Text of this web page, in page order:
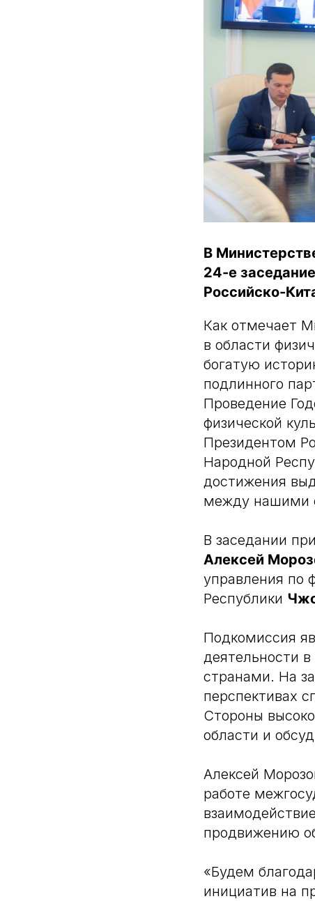
В
24-е
Российско-
Как отмечает
в области
богатую
подлинного
Проведение
физической
Президентом
Народной
достижения
между нашими
В заседании
Алексей
управления по
Республики
Подкомиссия
деятельности
странами. На
перспективах
Стороны
области и
Алексей
работе
продвижению
«Будем
инициатив на